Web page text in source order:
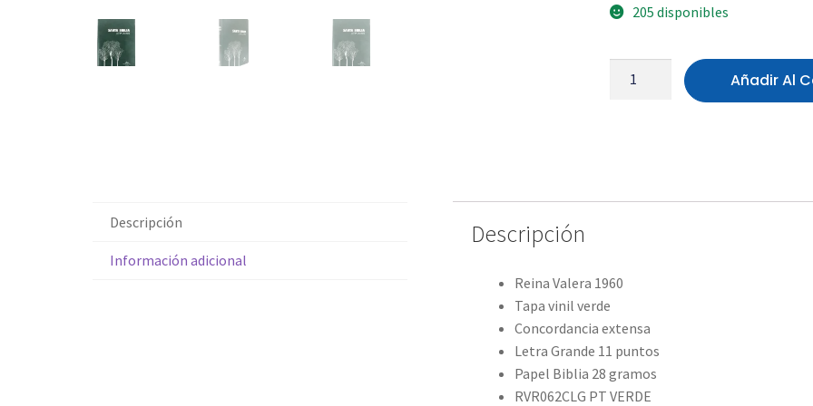
205 disponibles
Añadir Al
Descripción
Información adicional
Descripción
Reina Valera 1960
Tapa vinil verde
Concordancia extensa
Letra Grande 11 puntos
Papel Biblia 28 gramos
RVR062CLG PT VERDE